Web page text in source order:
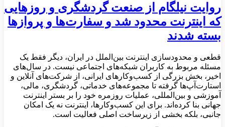
روایت نیلگام از صنعت گردشگری و روزهایی
که اینترنت محدود شد و سفارت‌ها و پروازها
بسته شدند
قطعی و محدودسازی اینترنت بین‌الملل در ایران، دیگر فقط یک
مسئله مربوط به کاربران شبکه‌های اجتماعی نیست. در سال‌های
اخیر، بخش بزرگی از کسب‌وکارهای ایرانی، از شرکت‌های آنلاین و
استارت‌آپ‌ها گرفته تا مجموعه‌های خدماتی، گردشگری، مالی،
آموزشی و بین‌المللی، عملیات روزمره خود را بر بستر اینترنت
جهانی بنا کرده‌اند. برای این کسب‌وکارها، اینترنت نه یک امکان
جانبی، بلکه بخشی از زیرساخت اصلی فعالیت است.